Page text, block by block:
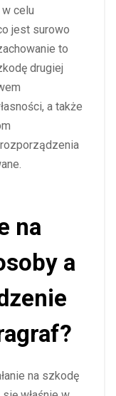
celu
jest surowo
to
drugiej
a także
na
a
na szkodę